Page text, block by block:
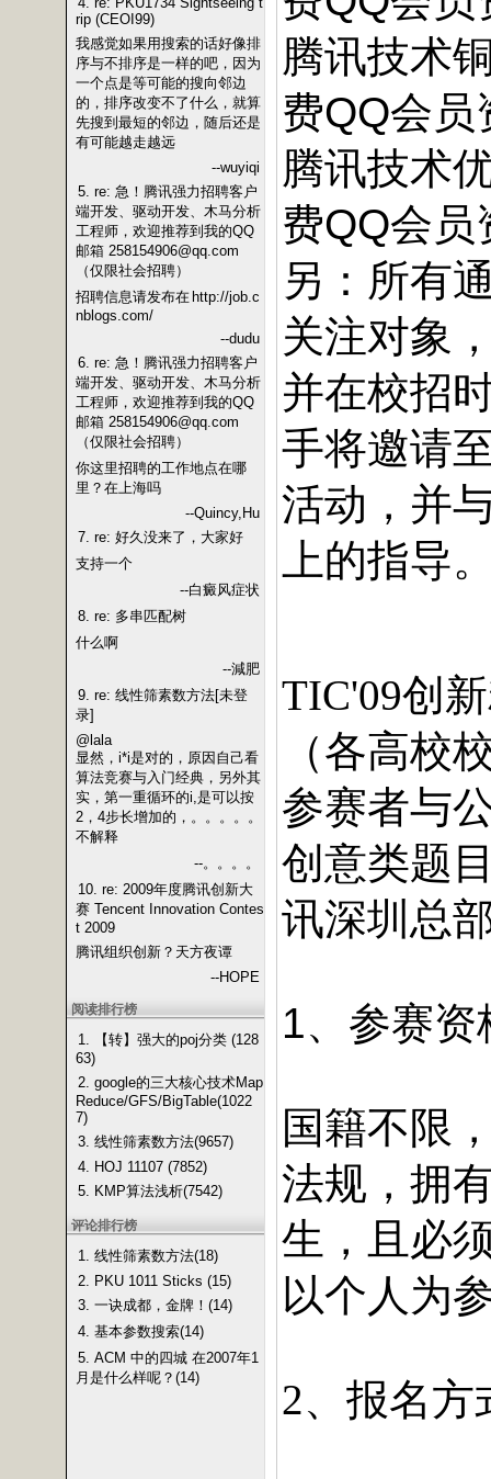
rip (CEOI99)
我感觉如果用搜索的话好像排
序与不排序是一样的吧，因为
一个点是等可能的搜向邻边
的，排序改变不了什么，就算
先搜到最短的邻边，随后还是
有可能越走越远
--wuyiqi
5. re: 急！腾讯强力招聘客户
端开发、驱动开发、木马分析
工程师，欢迎推荐到我的QQ
邮箱 258154906@qq.com
（仅限社会招聘）
招聘信息请发布在 http://job.c
nblogs.com/
--dudu
6. re: 急！腾讯强力招聘客户
端开发、驱动开发、木马分析
工程师，欢迎推荐到我的QQ
邮箱 258154906@qq.com
（仅限社会招聘）
你这里招聘的工作地点在哪
里？在上海吗
--Quincy,Hu
7. re: 好久没来了，大家好
支持一个
--白癜风症状
8. re: 多串匹配树
什么啊
--減肥
9. re: 线性筛素数方法[未登
录]
@lala
显然，i*i是对的，原因自己看
算法竞赛与入门经典，另外其
实，第一重循环的i,是可以按
2，4步长增加的，。。。。。
不解释
--。。。。
10. re: 2009年度腾讯创新大
赛 Tencent Innovation Contes
t 2009
腾讯组织创新？天方夜谭
--HOPE
阅读排行榜
1. 【转】强大的poj分类 (128
63)
2. google的三大核心技术Map
Reduce/GFS/BigTable(1022
7)
3. 线性筛素数方法(9657)
4. HOJ 11107 (7852)
5. KMP算法浅析(7542)
评论排行榜
1. 线性筛素数方法(18)
2. PKU 1011 Sticks (15)
3. 一诀成都，金牌！(14)
4. 基本参数搜索(14)
5. ACM 中的四城 在2007年1
月是什么样呢？(14)
腾讯技术
费QQ会员
腾讯技术
费QQ会员
另：所有
关注对象
并在校招
手将邀请
活动，并
上的指导
TIC'09创
（各高校
参赛者与
创意类题
讯深圳总
1、参赛资
国籍不限
法规，拥
生，且必
以个人为
2、报名方